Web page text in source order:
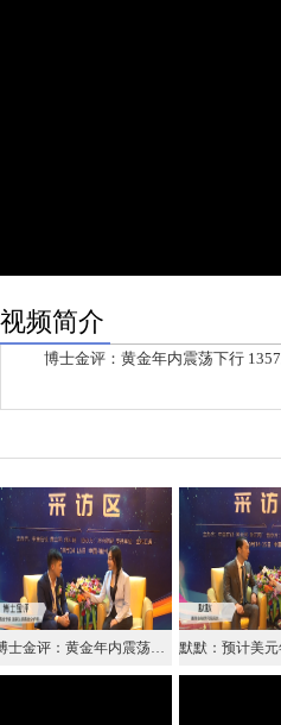
视频简介
博士金评：黄金年内震荡下行 1357
博士金评：黄金年内震荡下行 1357或成年内高点